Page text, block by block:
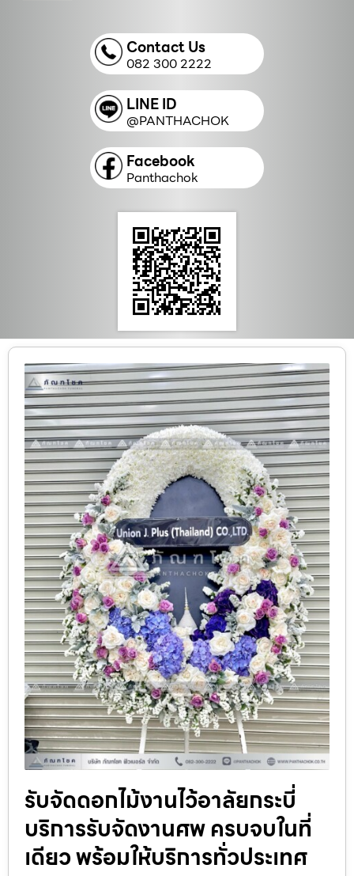
Contact Us
082 300 2222
LINE ID
@PANTHACHOK
Facebook
Panthachok
รับจัดดอกไม้งานไว้อาลัยกระบี่
บริการรับจัดงานศพ ครบจบในที่
เดียว พร้อมให้บริการทั่วประเทศ